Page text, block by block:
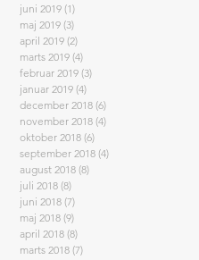
juni 2019 (1)
maj 2019 (3)
april 2019 (2)
marts 2019 (4)
februar 2019 (3)
januar 2019 (4)
december 2018 (6)
november 2018 (4)
oktober 2018 (6)
september 2018 (4)
august 2018 (8)
juli 2018 (8)
juni 2018 (7)
maj 2018 (9)
april 2018 (8)
marts 2018 (7)